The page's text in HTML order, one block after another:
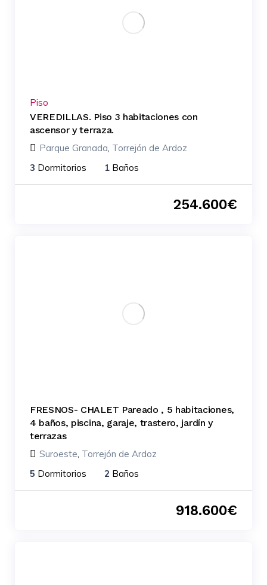
Piso
VEREDILLAS. Piso 3 habitaciones con
ascensor y terraza.
Parque Granada, Torrejón de Ardoz
3 Dormitorios 1 Baños
254.600€
FRESNOS- CHALET Pareado , 5 habitaciones,
4 baños, piscina, garaje, trastero, jardín y
terrazas
Suroeste, Torrejón de Ardoz
5 Dormitorios 2 Baños
918.600€